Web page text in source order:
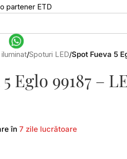
partener ETD
/Spoturi LED/Spot Fueva 5
Eglo 99187 –
în 7 zile lucrătoare